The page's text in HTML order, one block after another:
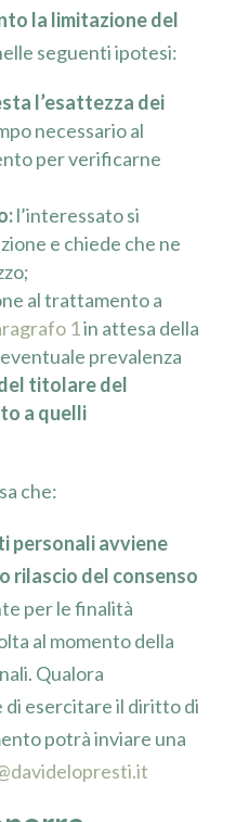
la limitazione del
seguenti ipotesi:
l’esattezza dei
necessario al
per verificarne
l’interessato si
e chiede che ne
al trattamento a
1 in attesa della
prevalenza
titolare del
a quelli
che:
personali avviene
rilascio del consenso
per le finalità
al momento della
Qualora
di esercitare il diritto di
potrà inviare una